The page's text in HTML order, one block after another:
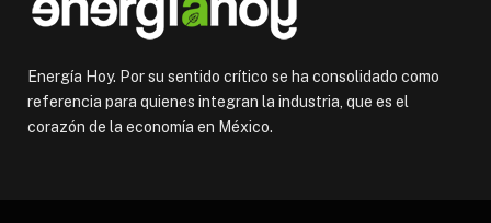
Energía Hoy. Por su sentido crítico se ha consolidado como
referencia para quienes integran la industria, que es el
corazón de la economía en México.